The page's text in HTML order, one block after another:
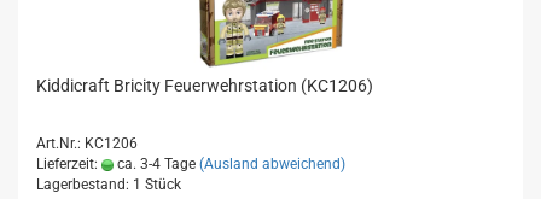
Kiddicraft Bricity Feuerwehrstation (KC1206)
Art.Nr.: KC1206
Lieferzeit:
ca. 3-4 Tage (Ausland abweichend)
Lagerbestand: 1 Stück